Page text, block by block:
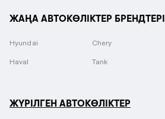
ЖАҢА АВТОКӨЛІКТЕР БРЕНДТЕРІ
Hyundai Chery
Haval Tank
ЖҮРІЛГЕН АВТОКӨЛІКТЕР